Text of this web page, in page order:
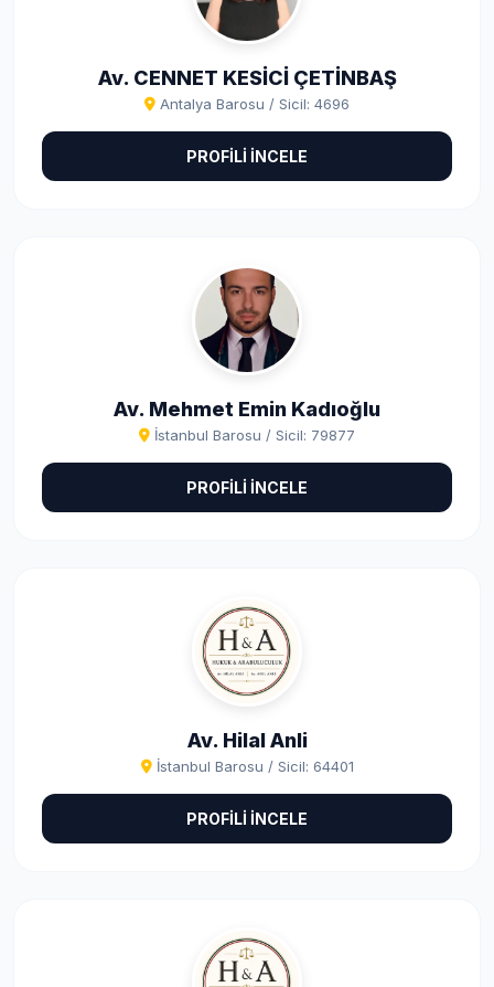
Av. CENNET KESİCİ ÇETİNBAŞ
Antalya Barosu / Sicil: 4696
PROFİLİ İNCELE
Av. Mehmet Emin Kadıoğlu
İstanbul Barosu / Sicil: 79877
PROFİLİ İNCELE
Av. Hilal Anli
İstanbul Barosu / Sicil: 64401
PROFİLİ İNCELE